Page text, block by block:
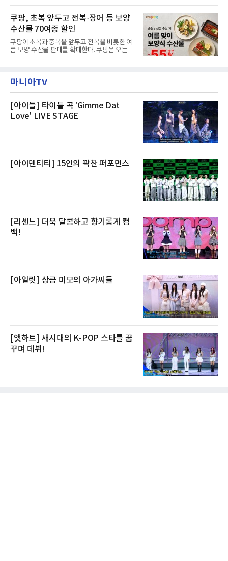
것으로 확인됐다”고 설명했다.이어 “정확한 화
재 원인은 추후 조사될
으로 여유로운 저녁 시간부터 호텔 스테이를 시
작할 수 있도록 준비됐다.앰배서더 서울 풀만 호
텔 측은 “퇴근 후 또는 주말 도심 속에서 짧지만
온전한 휴식을 원하는 고객들에게 특별한 경험
을 제공한다”고 밝혔다.패키지는 디럭스와 이그
제큐티브 두 가지 타입으로 구성된다. 디럭스 패
키지는 객실 1박(룸 온리)으로 심플한 호캉스를
스 센터 사우나 2인 이용 혜택이 포함된다.특히
클럽 앰배서더 라운지
쿠팡, 초복 앞두고 전복·장어 등 보양
수산물 70여종 할인
쿠팡이 초복과 중복을 앞두고 전복을 비롯한 여
름 보양 수산물 판매를 확대한다. 쿠팡은 오는
우 등이 포함됐다. 쿠팡은 올해 큰 크기의 전복
생산량이 늘어난 점을 반영해 주요 산지 상품을
전복은 산지에서 채취한 뒤 전국으로 직송되는
방식으로 운영된다. 신선도가 중요한 상품인 만
큼 이르면 다음 날 오전 배송이 가능하도록 물류
마니아TV
[아이들] 타이틀 곡 'Gimme Dat
Love' LIVE STAGE
[아이덴티티] 15인의 꽉찬 퍼포먼스
[리센느] 더욱 달콤하고 향기롭게 컴
백!
[아일릿] 상큼 미모의 아가씨들
[앳하트] 새시대의 K-POP 스타를 꿈
꾸며 데뷔!